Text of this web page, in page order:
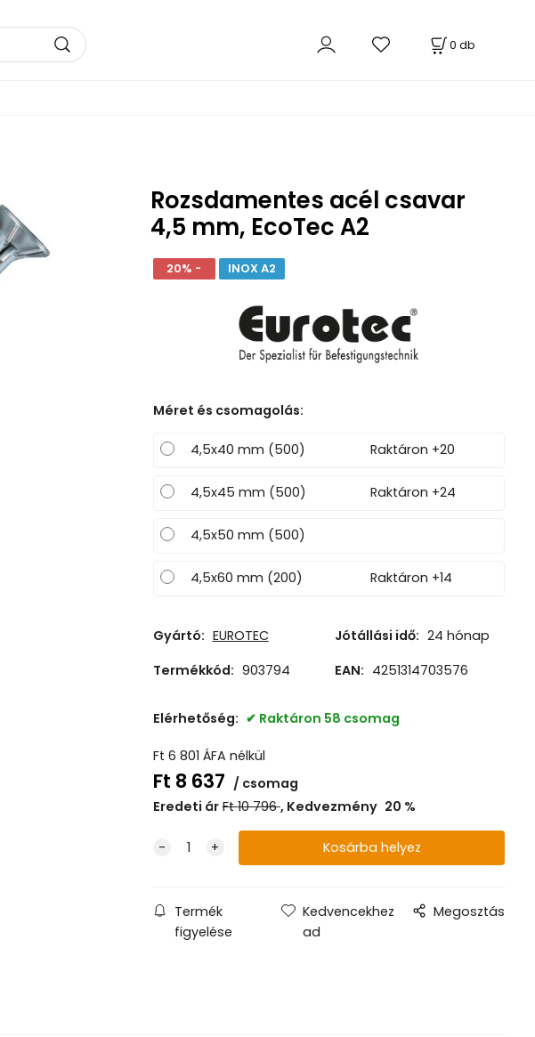
0 db
Rozsdamentes acél csavar
4,5 mm, EcoTec A2
20% - INOX A2
Méret és csomagolás:
4,5x40 mm (500) Raktáron +20
4,5x45 mm (500) Raktáron +24
4,5x50 mm (500)
4,5x60 mm (200) Raktáron +14
Gyártó: EUROTEC Jótállási idő: 24 hónap
Termékkód: 903794 EAN: 4251314703576
Elérhetőség: Raktáron 58 csomag
Ft 6 801 ÁFA nélkül
Ft 8 637
csomag
Eredeti ár Ft10 796 Kedvezmény 20 %
Termék
figyelése
Kedvencekhez
ad
Megosztás